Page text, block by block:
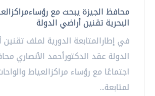
محافظ الجيزة يبحث مع
البحرية تقنين أراضي الدولة
في إطارالمتابعة الدورية لملف
الدولة عقد الدكتورأحمد الأنصاري
اجتماعًا مع رؤساء مراكزالعياط
لمتابعة...